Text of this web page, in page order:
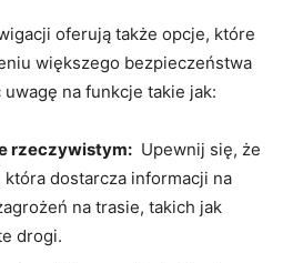
oferują także opcje, które
większego ⁢bezpieczeństwa
na funkcje takie jak:
rzeczywistym: ⁣ Upewnij się, że
dostarcza informacji na
na trasie, takich jak
drogi.